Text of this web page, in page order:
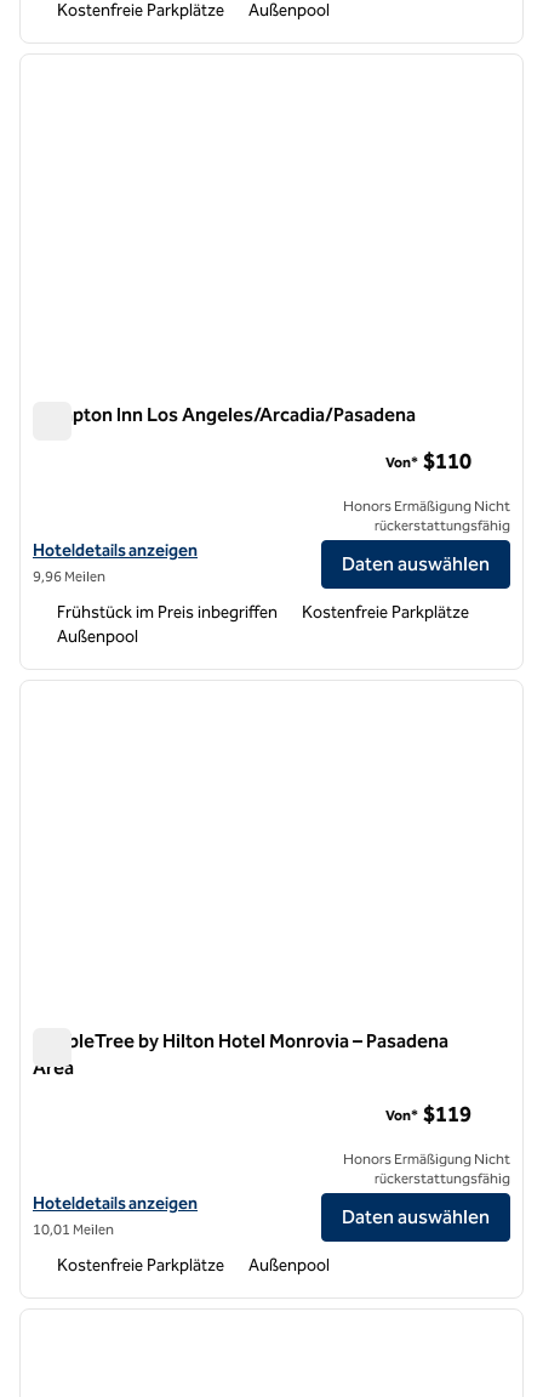
Kostenfreie Parkplätze Außenpool
1 von 11
Hampton Inn Los Angeles/Arcadia/Pasadena
Hoteldetails für Hampton Inn Los Angeles/Arcadia/Pasadena
Hoteldetails anzeigen
9,96 Meilen
Von* $110
Honors Ermäßigung Nicht
rückerstattungsfähig
Daten auswählen
Frühstück im Preis inbegriffen
Kostenfreie Parkplätze
Außenpool
1 von 12
DoubleTree by Hilton Hotel Monrovia – Pasadena
Area
Hoteldetails für das DoubleTree by Hilton Hotel Monrovia –
Hoteldetails anzeigen
10,01 Meilen
Von* $119
Honors Ermäßigung Nicht
rückerstattungsfähig
Daten auswählen
Kostenfreie Parkplätze Außenpool
1 von 12